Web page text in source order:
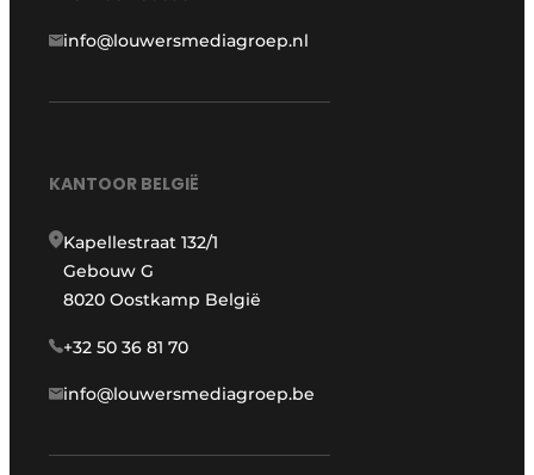
info@louwersmediagroep.nl
KANTOOR BELGIË
Kapellestraat 132/1
Gebouw G
8020 Oostkamp België
+32 50 36 81 70
info@louwersmediagroep.be